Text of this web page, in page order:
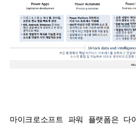
마이크로소프트 파워 플랫폼은 다